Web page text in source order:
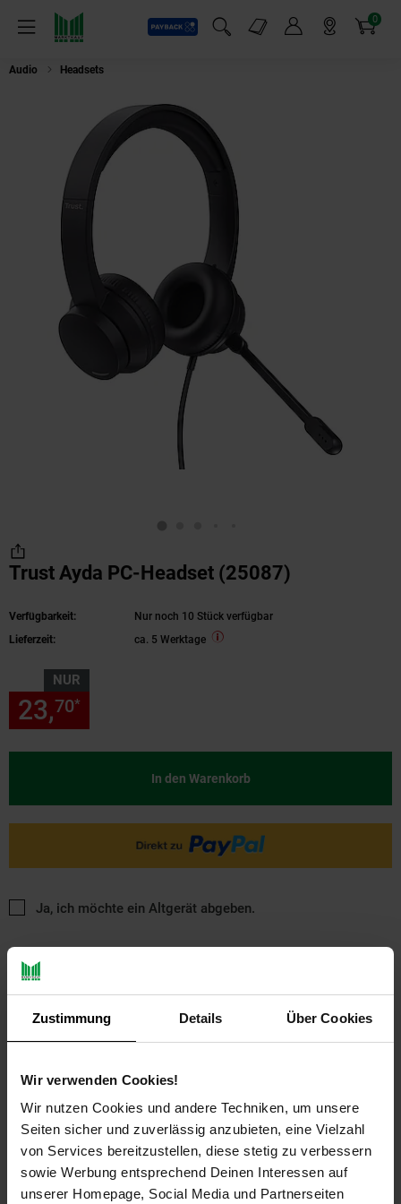
Zustimmung Details Über Cookies
Wir verwenden Cookies!
Wir nutzen Cookies und andere Techniken, um unsere
Seiten sicher und zuverlässig anzubieten, eine Vielzahl
von Services bereitzustellen, diese stetig zu verbessern
sowie Werbung entsprechend Deinen Interessen auf
unserer Homepage, Social Media und Partnerseiten
Menü
Payback
Suchfeld einblenden
Markt-Angebote 0
Artikel
Audio Headsets
Trust Ayda PC-Headset (25087)
Verfügbarkeit:
Nur noch 10 Stück verfügbar
Lieferzeit:
ca. 5 Werktage
NUR
23,70*
In den Warenkorb
Ja, ich möchte ein Altgerät abgeben.
PAYBACK
Payback Punkte Basis°Punkte:
11
Extra°Punkte:
0